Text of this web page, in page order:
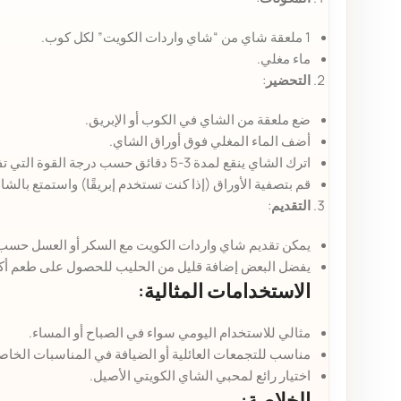
1 ملعقة شاي من “شاي واردات الكويت” لكل كوب.
ماء مغلي.
التحضير :
ضع ملعقة من الشاي في الكوب أو الإبريق.
أضف الماء المغلي فوق أوراق الشاي.
اترك الشاي ينقع لمدة 3-5 دقائق حسب درجة القوة التي تفضلها.
قم بتصفية الأوراق (إذا كنت تستخدم إبريقًا) واستمتع
التقديم:
يمكن تقديم شاي واردات الكويت مع السكر أو العسل
يفضل البعض إضافة قليل من الحليب للحصول على طعم
الاستخدامات المثالية:
مثالي للاستخدام اليومي سواء في الصباح أو المساء.
مناسب للتجمعات العائلية أو الضيافة في المناسبات
اختيار رائع لمحبي الشاي الكويتي الأصيل.